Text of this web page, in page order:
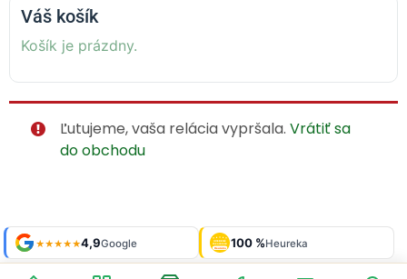
Váš košík
Košík je prázdny.
Ľutujeme, vaša relácia vypršala. Vrátiť sa
do obchodu
★★★★★4,9Google OVERENÉ
ZÁKAZNÍKMI
Heureka 100 %Heureka
Shop roku'24 + '25 Galéria929 fotiek